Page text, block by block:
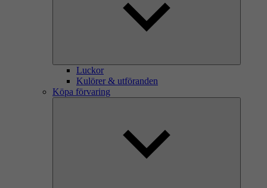
Luckor
Kulörer & utföranden
Köpa förvaring